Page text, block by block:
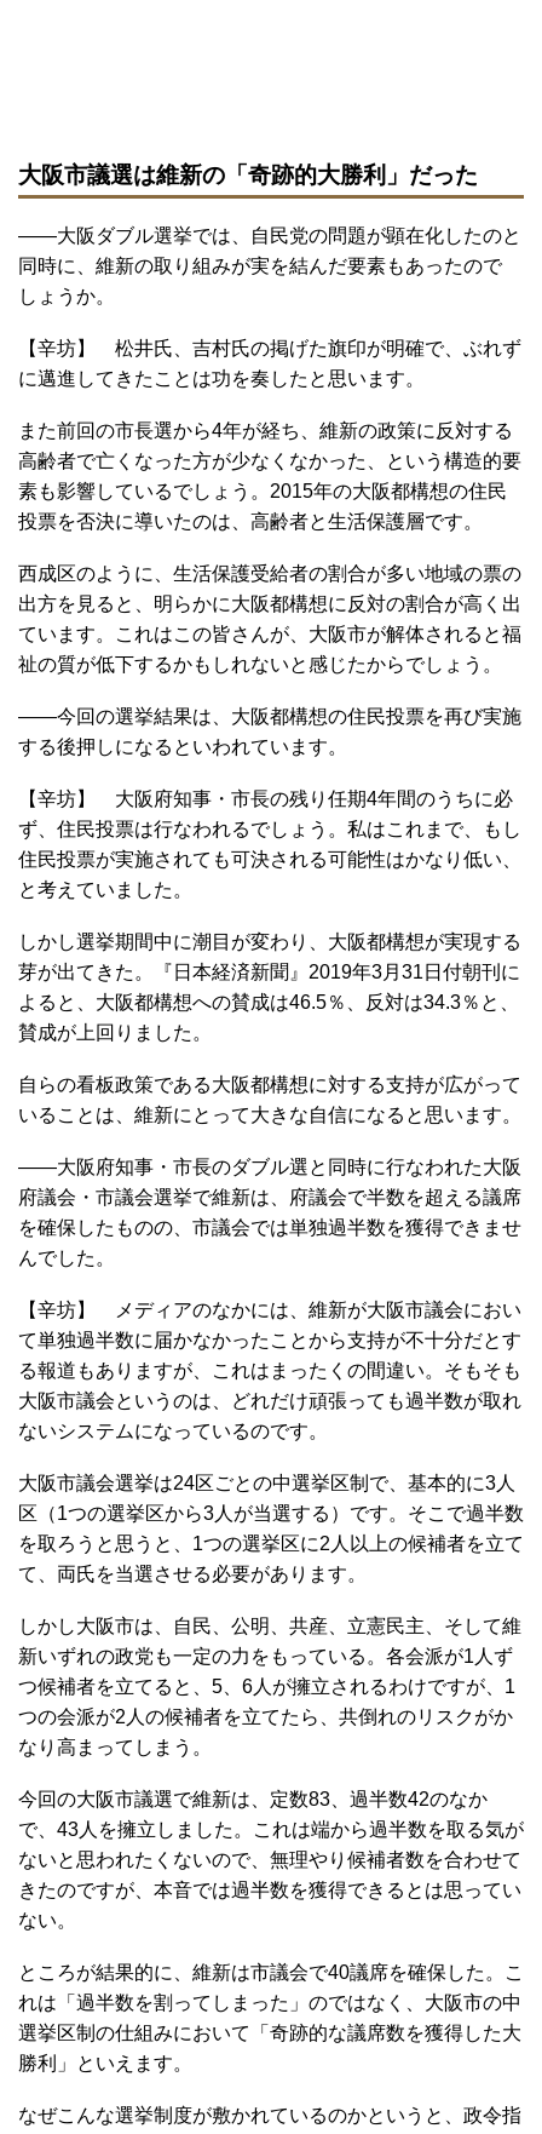
大阪市議選は維新の「奇跡的大勝利」だった
――大阪ダブル選挙では、自民党の問題が顕在化したのと
同時に、維新の取り組みが実を結んだ要素もあったので
しょうか。
【辛坊】 松井氏、吉村氏の掲げた旗印が明確で、ぶれず
に邁進してきたことは功を奏したと思います。
また前回の市長選から4年が経ち、維新の政策に反対する
高齢者で亡くなった方が少なくなかった、という構造的要
素も影響しているでしょう。2015年の大阪都構想の住民
投票を否決に導いたのは、高齢者と生活保護層です。
西成区のように、生活保護受給者の割合が多い地域の票の
出方を見ると、明らかに大阪都構想に反対の割合が高く出
ています。これはこの皆さんが、大阪市が解体されると福
祉の質が低下するかもしれないと感じたからでしょう。
――今回の選挙結果は、大阪都構想の住民投票を再び実施
する後押しになるといわれています。
【辛坊】 大阪府知事・市長の残り任期4年間のうちに必
ず、住民投票は行なわれるでしょう。私はこれまで、もし
住民投票が実施されても可決される可能性はかなり低い、
と考えていました。
しかし選挙期間中に潮目が変わり、大阪都構想が実現する
芽が出てきた。『日本経済新聞』2019年3月31日付朝刊に
よると、大阪都構想への賛成は46.5％、反対は34.3％と、
賛成が上回りました。
自らの看板政策である大阪都構想に対する支持が広がって
いることは、維新にとって大きな自信になると思います。
――大阪府知事・市長のダブル選と同時に行なわれた大阪
府議会・市議会選挙で維新は、府議会で半数を超える議席
を確保したものの、市議会では単独過半数を獲得できませ
んでした。
【辛坊】 メディアのなかには、維新が大阪市議会におい
て単独過半数に届かなかったことから支持が不十分だとす
る報道もありますが、これはまったくの間違い。そもそも
大阪市議会というのは、どれだけ頑張っても過半数が取れ
ないシステムになっているのです。
大阪市議会選挙は24区ごとの中選挙区制で、基本的に3人
区（1つの選挙区から3人が当選する）です。そこで過半数
を取ろうと思うと、1つの選挙区に2人以上の候補者を立て
て、両氏を当選させる必要があります。
しかし大阪市は、自民、公明、共産、立憲民主、そして維
新いずれの政党も一定の力をもっている。各会派が1人ず
つ候補者を立てると、5、6人が擁立されるわけですが、1
つの会派が2人の候補者を立てたら、共倒れのリスクがか
なり高まってしまう。
今回の大阪市議選で維新は、定数83、過半数42のなか
で、43人を擁立しました。これは端から過半数を取る気が
ないと思われたくないので、無理やり候補者数を合わせて
きたのですが、本音では過半数を獲得できるとは思ってい
ない。
ところが結果的に、維新は市議会で40議席を確保した。こ
れは「過半数を割ってしまった」のではなく、大阪市の中
選挙区制の仕組みにおいて「奇跡的な議席数を獲得した大
勝利」といえます。
なぜこんな選挙制度が敷かれているのかというと、政令指